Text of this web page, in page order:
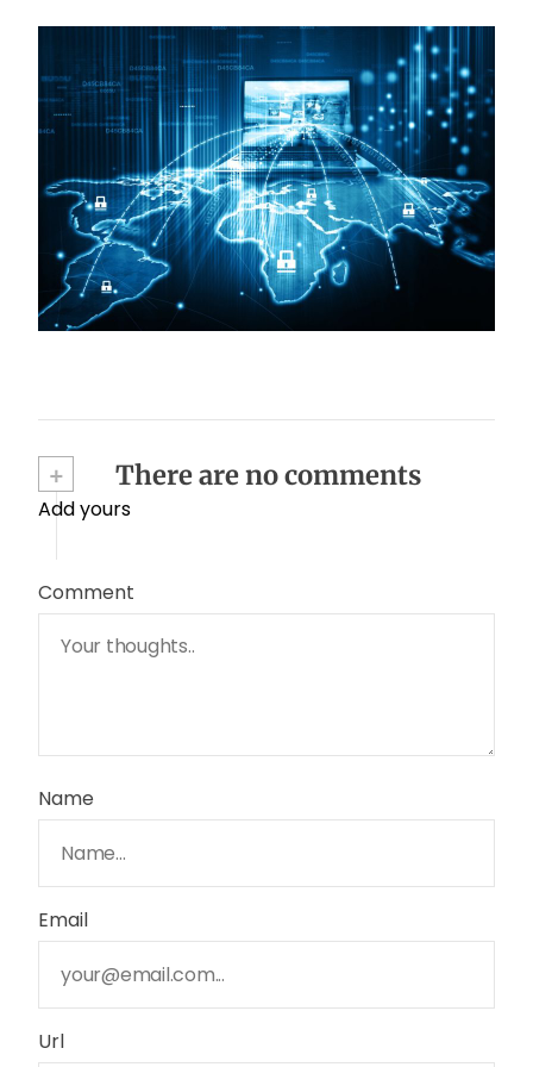
Як працює і використовується SAN
мережа?
18.02.2025
+ There are no comments
Add yours
Comment
Name
Email
Url